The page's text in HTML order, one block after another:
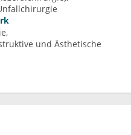
und Ästhetische